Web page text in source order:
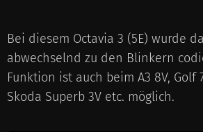
Bei diesem Octavia 3 (5E) wurde
abwechselnd zu den Blinkern
Funktion ist auch beim A3 8V, Golf
Skoda Superb 3V etc. möglich.